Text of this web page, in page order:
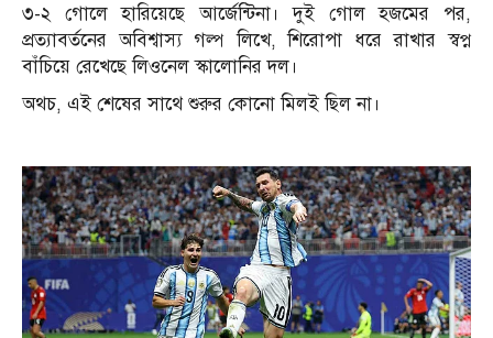
৩-২ গোলে হারিয়েছে আর্জেন্টিনা। দুই গোল হজমের পর,
প্রত্যাবর্তনের অবিশ্বাস্য গল্প লিখে, শিরোপা ধরে রাখার স্বপ্ন
বাঁচিয়ে রেখেছে লিওনেল স্কালোনির দল।
অথচ, এই শেষের সাথে শুরুর কোনো মিলই ছিল না।